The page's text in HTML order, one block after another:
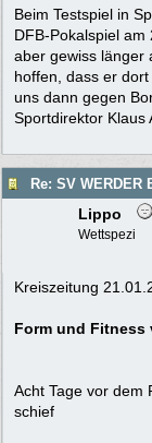
Beim Testspiel in
DFB-Pokalspiel
aber gewiss länger
hoffen, dass er
uns dann gegen
Sportdirektor Klaus
Lippo
Wettspezi
Kreiszeitung
Form und Fitness
Acht Tage vor dem
schief